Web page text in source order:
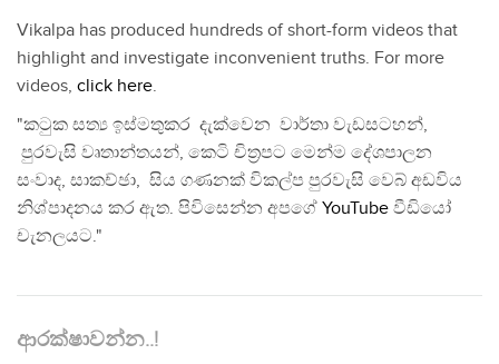
Vikalpa has produced hundreds of short-form videos that
highlight and investigate inconvenient truths. For more
videos, click here.
"කටුක සත්‍ය ඉස්මතුකර දැක්වෙන වාර්තා වැඩසටහන්,
පුරවැසි වෘතාන්තයන්, කෙටි චිත්‍රපට මෙන්ම දේශපාලන
සංවාද, සාකච්ඡා, සිය ගණනක් විකල්ප පුරවැසි වෙබ් අඩවිය
නිශ්පාදනය කර ඇත. පිවිසෙන්න අපගේ YouTube වීඩියෝ
චැනලයට."
ආරක්ෂාවන්න..!